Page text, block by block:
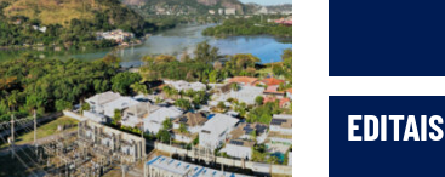
EDITAIS